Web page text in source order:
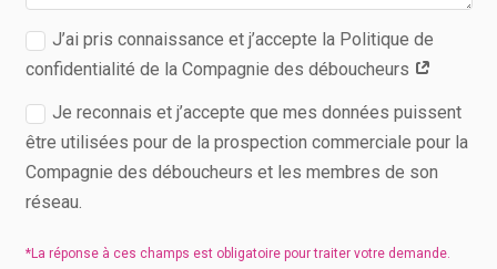
J’ai pris connaissance et j’accepte la Politique de
confidentialité de la Compagnie des déboucheurs
Je reconnais et j’accepte que mes données puissent
être utilisées pour de la prospection commerciale pour la
Compagnie des déboucheurs et les membres de son
réseau.